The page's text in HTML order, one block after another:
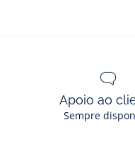
Apoio ao
Sempre